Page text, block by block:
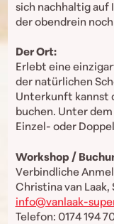
sich nachhaltig auf
der obendrein
Der Ort:
Erlebt eine
der natürlichen
Unterkunft kannst
buchen. Unter
Einzel- oder
Workshop /
Verbindliche
Christina van Laak,
info@vanlaak-
Telefon: 0174 194